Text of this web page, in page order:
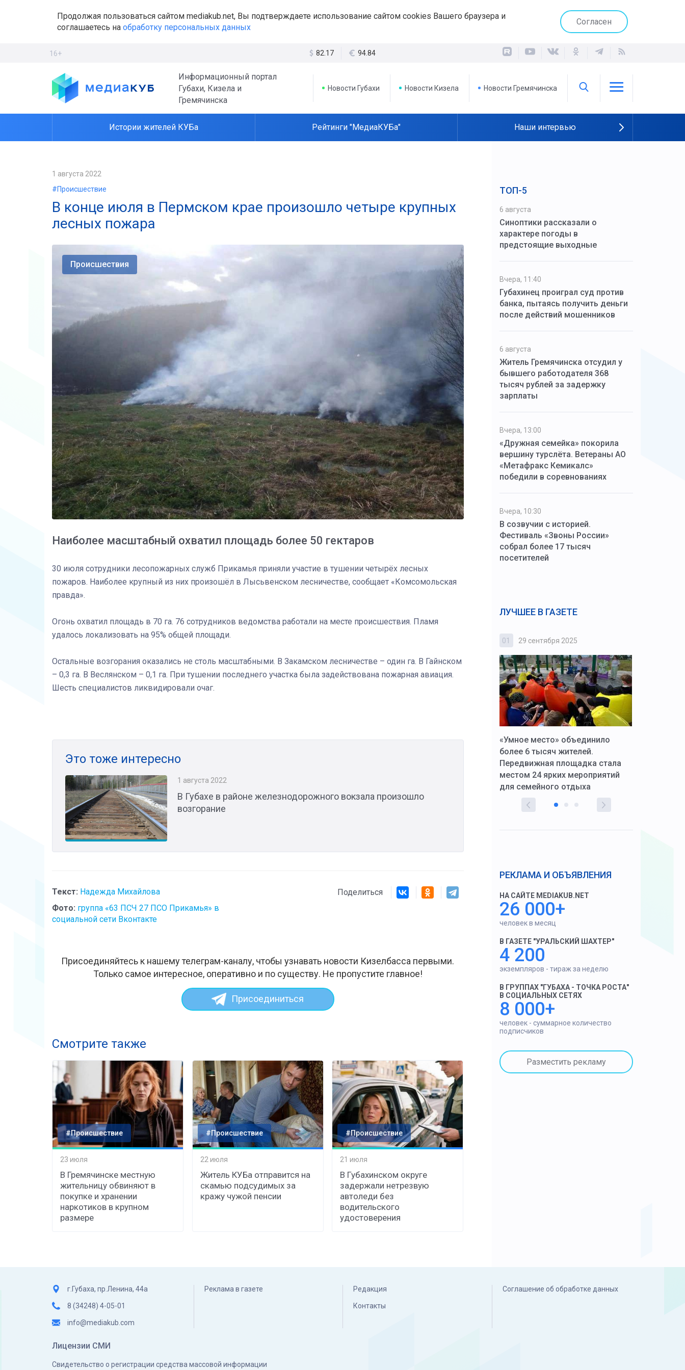
Продолжая пользоваться сайтом mediakub.net, Вы подтверждаете использование сайтом cookies Вашего браузера и
соглашаетесь на обработку персональных данных
Согласен
16+ 82.17 94.84
Информационный портал
Губахи, Кизела и
Гремячинска
Новости Губахи Новости Кизела Новости Гремячинска
Истории жителей КУБа Рейтинги "МедиаКУБа" Наши интервью
1 августа 2022
#Происшествие
В конце июля в Пермском крае произошло четыре крупных
лесных пожара
Происшествия
Наиболее масштабный охватил площадь более 50 гектаров
30 июля сотрудники лесопожарных служб Прикамья приняли участие в тушении четырёх лесных
пожаров. Наиболее крупный из них произошёл в Лысьвенском лесничестве, сообщает «Комсомольская
правда».
Огонь охватил площадь в 70 га. 76 сотрудников ведомства работали на месте происшествия. Пламя
удалось локализовать на 95% общей площади.
Остальные возгорания оказались не столь масштабными. В Закамском лесничестве – один га. В Гайнском
– 0,3 га. В Веслянском – 0,1 га. При тушении последнего участка была задействована пожарная авиация.
Шесть специалистов ликвидировали очаг.
Это тоже интересно
1 августа 2022
В Губахе в районе железнодорожного вокзала произошло
возгорание
Текст: Надежда Михайлова
Фото: группа «63 ПСЧ 27 ПСО Прикамья» в
социальной сети Вконтакте
Поделиться
Присоединяйтесь к нашему телеграм-каналу, чтобы узнавать новости Кизелбасса первыми.
Только самое интересное, оперативно и по существу. Не пропустите главное!
Присоединиться
Смотрите также
#Происшествие
23 июля
В Гремячинске местную
жительницу обвиняют в
покупке и хранении
наркотиков в крупном
размере
#Происшествие
22 июля
Житель КУБа отправится на
скамью подсудимых за
кражу чужой пенсии
#Происшествие
21 июля
В Губахинском округе
задержали нетрезвую
автоледи без
водительского
удостоверения
ТОП-5
6 августа
Синоптики рассказали о
характере погоды в
предстоящие выходные
Вчера, 11:40
Губахинец проиграл суд против
банка, пытаясь получить деньги
после действий мошенников
6 августа
Житель Гремячинска отсудил у
бывшего работодателя 368
тысяч рублей за задержку
зарплаты
Вчера, 13:00
«Дружная семейка» покорила
вершину турслёта. Ветераны АО
«Метафракс Кемикалс»
победили в соревнованиях
Вчера, 10:30
В созвучии с историей.
Фестиваль «Звоны России»
собрал более 17 тысяч
посетителей
ЛУЧШЕЕ В ГАЗЕТЕ
Штурмовик огня. Казак Алексей
01 29 сентября 2025
«Умное место» объединило
более 6 тысяч жителей.
Передвижная площадка стала
местом 24 ярких мероприятий
для семейного отдыха
РЕКЛАМА И ОБЪЯВЛЕНИЯ
НА САЙТЕ MEDIAKUB.NET
26 000+
человек в месяц
В ГАЗЕТЕ "УРАЛЬСКИЙ ШАХТЕР"
4 200
экземпляров - тираж за неделю
В ГРУППАХ "ГУБАХА - ТОЧКА РОСТА"
В СОЦИАЛЬНЫХ СЕТЯХ
8 000+
человек - суммарное количество
подписчиков
Разместить рекламу
г.Губаха, пр.Ленина, 44а
8 (34248) 4-05-01
info@mediakub.com
Реклама в газете Редакция
Контакты
Соглашение об обработке данных
Лицензии СМИ
Свидетельство о регистрации средства массовой информации